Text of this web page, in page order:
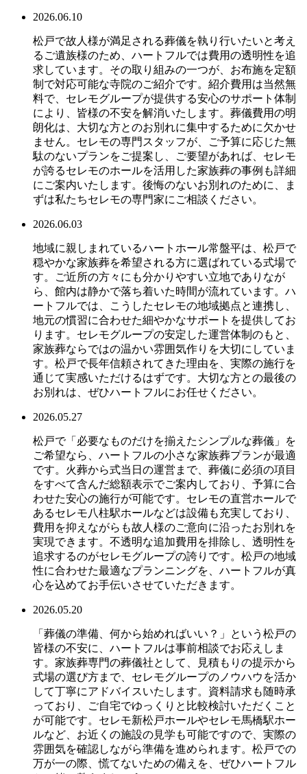
2026.06.10
松戸で故人様が満足される葬儀を執り行いたいと考え
るご遺族様のため、ハートフルでは費用の透明性を追
求しています。その取り組みの一つが、お布施を定額
制で対応可能な寺院のご紹介です。紹介費用は当然無
料で、セレモグループが提供する安心のサポート体制
により、皆様の不安を解消いたします。葬儀費用の明
朗化は、大切な方とのお別れに集中するために欠かせ
ません。セレモの専門スタッフが、ご予算に応じた無
駄のないプランをご提案し、ご要望があれば、セレモ
が誇るセレモのホールを活用した家族葬の事例も詳細
にご案内いたします。後悔のないお別れのために、ま
ずは私たちセレモの専門家にご相談ください。
2026.06.03
地域に親しまれているハートホール常盤平は、松戸で
穏やかな家族葬を希望される方に選ばれている式場で
す。ご近所の方々にも分かりやすい立地でありなが
ら、館内は静かで落ち着いた時間が流れています。ハ
ートフルでは、こうしたセレモの地域拠点と連携し、
地元の慣習に合わせた細やかなサポートを提供してお
ります。セレモグループの安定した運営体制のもと、
家族葬ならではの温かい雰囲気作りを大切にしていま
す。松戸で長年信頼されてきた理由を、実際の施行を
通じて実感いただけるはずです。大切な方との最後の
お別れは、ぜひハートフルにお任せください。
2026.05.27
松戸で「必要なものだけを揃えたシンプルな葬儀」を
ご希望なら、ハートフルの小さな家族葬プランが最適
です。火葬から式当日の運営まで、葬儀に必須の項目
をすべて含んだ総額表示でご案内しており、予算に合
わせた安心の施行が可能です。セレモの直営ホールで
あるセレモ八柱駅ホールなどは設備も充実しており、
費用を抑えながらも故人様のご意向に沿ったお別れを
実現できます。不透明な追加費用を排除し、透明性を
追求するのがセレモグループの誇りです。松戸の地域
性に合わせた最適なプランニングを、ハートフルが真
心を込めてお手伝いさせていただきます。
2026.05.20
「葬儀の準備、何から始めればいい？」という松戸の
皆様の不安に、ハートフルは事前相談でお応えしま
す。家族葬専門の葬儀社として、見積もりの提示から
式場の選び方まで、セレモグループのノウハウを活か
して丁寧にアドバイスいたします。資料請求も随時承
っており、ご自宅でゆっくりと比較検討いただくこと
が可能です。セレモ新松戸ホールやセレモ馬橋駅ホー
ルなど、お近くの施設の見学も可能ですので、実際の
雰囲気を確認しながら準備を進められます。松戸での
万が一の際、慌てないための備えを、ぜひハートフル